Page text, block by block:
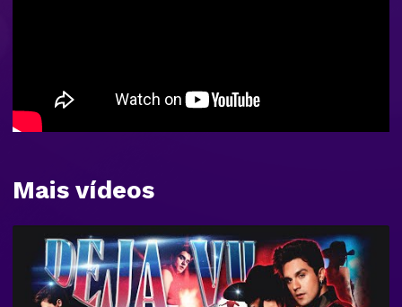
Mais vídeos